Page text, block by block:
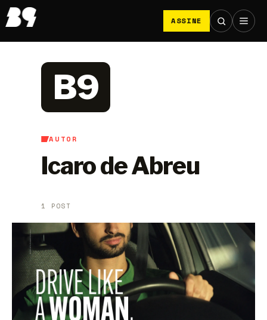
ASSINE
AUTOR
Icaro de Abreu
1 POST
B9